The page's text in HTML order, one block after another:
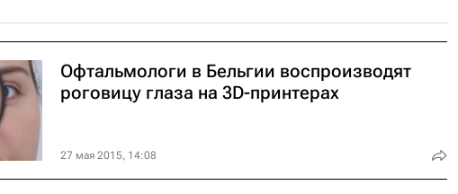
Офтальмологи в Бельгии воспроизводят
роговицу глаза на 3D-принтерах
27 мая 2015, 14:08